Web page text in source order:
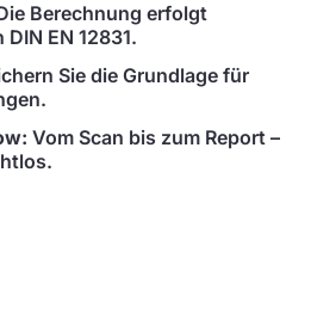
Berechnung erfolgt
EN 12831.
Sie die Grundlage für
Vom Scan bis zum Report –